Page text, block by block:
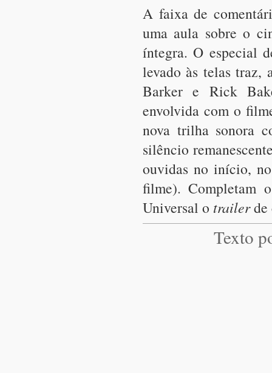
A faixa de
uma aula sobre o
íntegra. O especial
levado às telas traz,
Barker e Rick
envolvida com o
nova trilha sonora
silêncio
ouvidas no início,
filme). Completam
Universal o trailerde
Texto